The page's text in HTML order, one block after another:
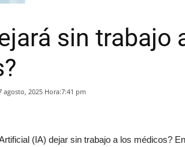
sin trabajo
agosto, 2025 Hora:7:41 pm
(IA) dejar sin trabajo a los médicos?